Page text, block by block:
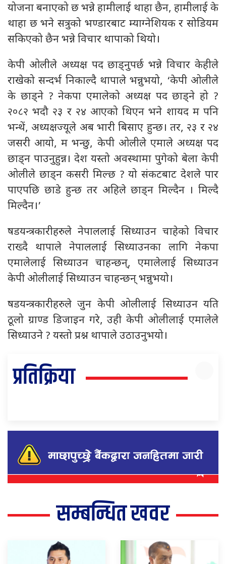
योजना बनाएको छ भन्ने हामीलाई थाहा छैन, हामीलाई के
थाहा छ भने सत्रुको भण्डारबाट म्याग्नेशियक र सोडियम
सकिएको छैन भन्ने विचार थापाको थियो।
केपी ओलीले अध्यक्ष पद छाड्नुपर्छ भन्ने विचार केहीले
राखेको सन्दर्भ निकाल्दै थापाले भन्नुभयो, ‘केपी ओलीले
के छाड्ने ? नेकपा एमालेको अध्यक्ष पद छाड्ने हो ?
२०८२ भदौ २३ र २४ आएको थिएन भने शायद म पनि
भन्थें, अध्यक्षज्यूले अब भारी बिसाए हुन्छ। तर, २३ र २४
जसरी आयो, म भन्छु, केपी ओलीले एमाले अध्यक्ष पद
छाड्न पाउनुहुन्न। देश यस्तो अवस्थामा पुगेको बेला केपी
ओलीले छाड्न कसरी मिल्छ ? यो संकटबाट देशले पार
पाएपछि छाडे हुन्छ तर अहिले छाड्न मिल्दैन । मिल्दै
मिल्दैन।’
षडयन्त्रकारीहरुले नेपाललाई सिध्याउन चाहेको विचार
राख्दै थापाले नेपाललाई सिध्याउनका लागि नेकपा
एमालेलाई सिध्याउन चाहन्छन्, एमालेलाई सिध्याउन
केपी ओलीलाई सिध्याउन चाहन्छन् भन्नुभयो।
षडयन्त्रकारीहरुले जुन केपी ओलीलाई सिध्याउन यति
ठूलो ग्राण्ड डिजाइन गरे, उही केपी ओलीलाई एमालेले
सिध्याउने ? यस्तो प्रश्न थापाले उठाउनुभयो।
प्रतिक्रिया
सम्बन्धित खवर